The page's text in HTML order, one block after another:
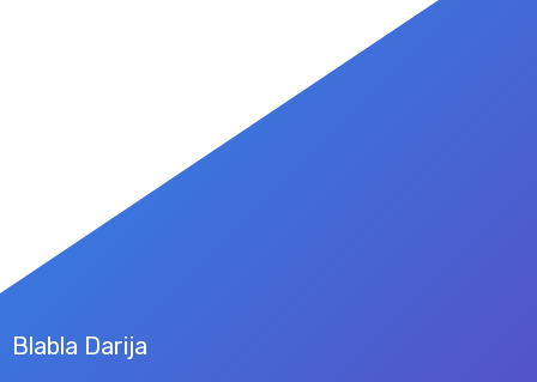
Blabla Darija